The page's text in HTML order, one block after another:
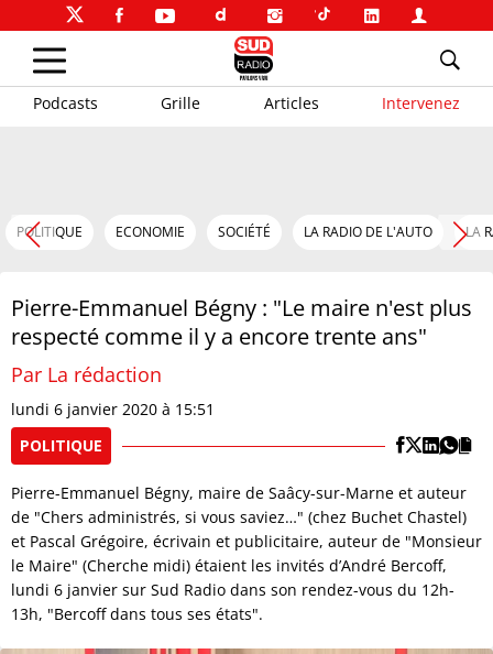
Podcasts Grille Articles Intervenez
POLITIQUE ECONOMIE SOCIÉTÉ LA RADIO DE L'AUTO LA
Pierre-Emmanuel Bégny : "Le maire n'est plus
respecté comme il y a encore trente ans"
Par La rédaction
lundi 6 janvier 2020 à 15:51
POLITIQUE
Pierre-Emmanuel Bégny, maire de Saâcy-sur-Marne et auteur
de "Chers administrés, si vous saviez…" (chez Buchet Chastel)
et Pascal Grégoire, écrivain et publicitaire, auteur de "Monsieur
le Maire" (Cherche midi) étaient les invités d’André Bercoff,
lundi 6 janvier sur Sud Radio dans son rendez-vous du 12h-
13h, "Bercoff dans tous ses états".